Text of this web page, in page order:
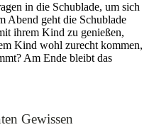
in die Schublade, um sich
Abend geht die Schublade
ihrem Kind zu genießen,
Kind wohl zurecht kommen,
Am Ende bleibt das
Gewissen